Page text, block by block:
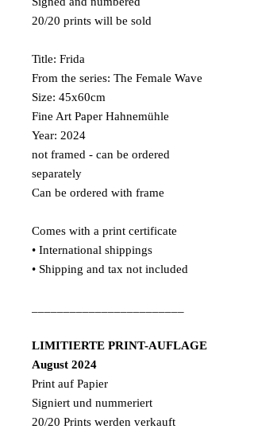
20/20 prints will be sold
Title: Frida
From the series: The Female Wave
Size: 45x60cm
Fine Art Paper Hahnemühle
Year: 2024
not framed - can be ordered
separately
Can be ordered with frame
Comes with a print certificate
• International shippings
• Shipping and tax not included
LIMITIERTE PRINT-AUFLAGE
August 2024
Print auf Papier
Signiert und nummeriert
20/20 Prints werden verkauft